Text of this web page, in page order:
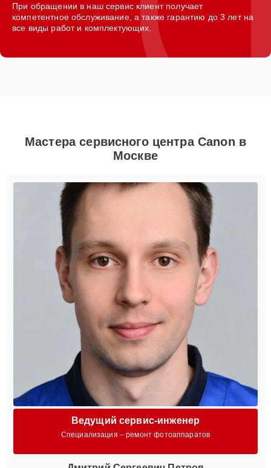
При обращении в наш сервис клиент получает
компетентное обслуживание, а также гарантию до 3 лет на
все виды работ и комплектующих.
Мастера сервисного центра Canon в
Москве
Ведущий сервис-инженер
Специализация – ремонт фотоаппаратов